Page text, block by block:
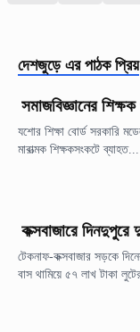
দেশজুড়ে এর পাঠক প্রিয়
সমাজবিজ্ঞানের
যশোর শিক্ষা বোর্ড সরকারি
মারাত্মক শিক্ষকসংকটে ব্যাহত...
কক্সবাজারে দিনদুপুরে
টেকনাফ-কক্সবাজার সড়কে
বাস থামিয়ে ৫৭ লাখ টাকা